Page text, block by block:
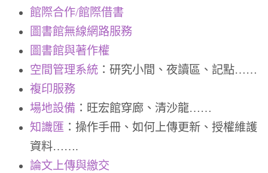
館際合作/館際借書
圖書館無線網路服務
圖書館與著作權
空間管理系統 ：研究小間、夜讀區、記點……
複印服務
場地設備 ：旺宏館穿廊、清沙龍……
知識匯 ：操作手冊、如何上傳更新、授權維護
資料…….
論文上傳與繳交